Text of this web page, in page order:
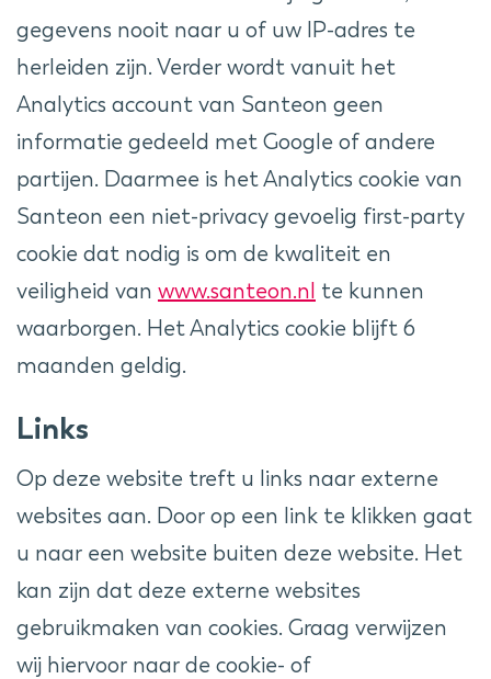
gegevens nooit naar u of uw IP-adres te
herleiden zijn. Verder wordt vanuit het
Analytics account van Santeon geen
informatie gedeeld met Google of andere
partijen. Daarmee is het Analytics cookie van
Santeon een niet-privacy gevoelig first-party
cookie dat nodig is om de kwaliteit en
veiligheid van www.santeon.nl te kunnen
waarborgen. Het Analytics cookie blijft 6
maanden geldig.
Links
Op deze website treft u links naar externe
websites aan. Door op een link te klikken gaat
u naar een website buiten deze website. Het
kan zijn dat deze externe websites
gebruikmaken van cookies. Graag verwijzen
wij hiervoor naar de cookie- of